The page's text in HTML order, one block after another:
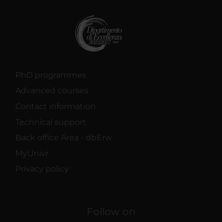
PhD programmes
Advanced courses
Contact information
Technical support
Back office Area - dbErw
MyUnivr
Privacy policy
Follow on